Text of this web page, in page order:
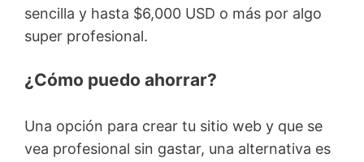
sencilla y hasta $6,000 USD o más por algo
super profesional.
¿Cómo puedo ahorrar?
Una opción para crear tu sitio web y que se
vea profesional sin gastar, una alternativa es